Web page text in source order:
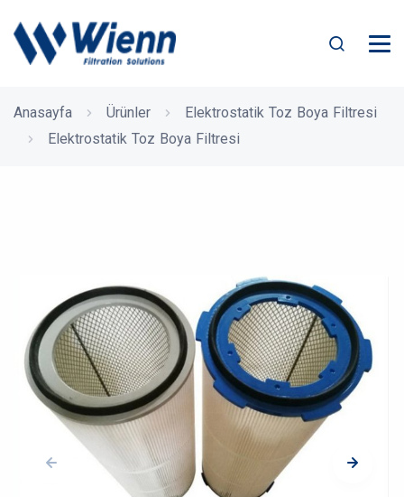
Anasayfa Ürünler
Elektrostatik Toz Boya Filtresi
Elektrostatik Toz Boya Filtresi